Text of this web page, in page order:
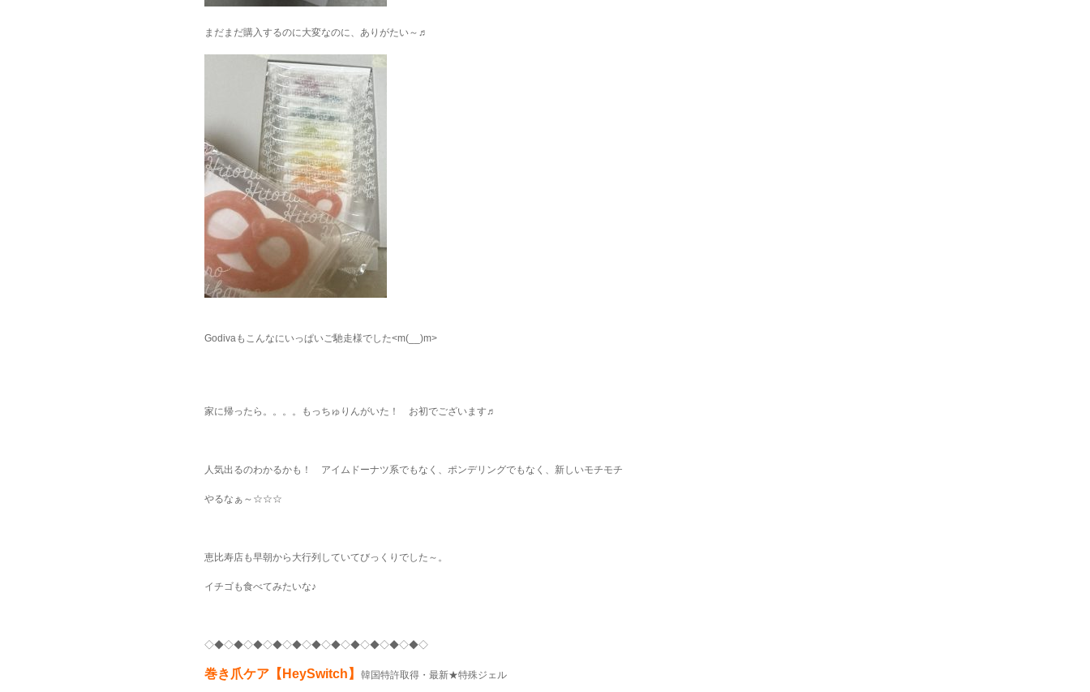
まだまだ購入するのに大変なのに、ありがたい～♬
Godivaもこんなにいっぱいご馳走様でした<m(__)m>
家に帰ったら。。。。もっちゅりんがいた！ お初でございます♬
人気出るのわかるかも！ アイムドーナツ系でもなく、ポンデリングでもなく、新しいモチモチ
やるなぁ～☆☆☆
恵比寿店も早朝から大行列していてびっくりでした～。
イチゴも食べてみたいな♪
◇◆◇◆◇◆◇◆◇◆◇◆◇◆◇◆◇◆◇◆◇◆◇
巻き爪ケア【HeySwitch】 韓国特許取得・最新★特殊ジェル